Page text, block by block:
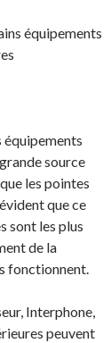
équipements
source
les pointes
que ce
sont les plus
de la
fonctionnent.
Interphone,
peuvent